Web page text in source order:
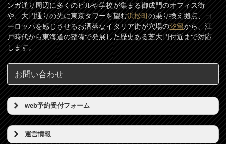
ンガ通り周辺に多くのビルや学校が集まる御成門のオフィス街
や、大門通りの先に東京タワーを望む浜松町の乗り換え拠点、ヨ
ーロッパを感じさせるお洒落なイタリア街が穴場の汐留から、江
戸時代から東海道の整備で発展した歴史ある芝大門付近まで対応
します。
お問い合わせ
web予約受付フォーム
予約希望日（必須）
運営情報